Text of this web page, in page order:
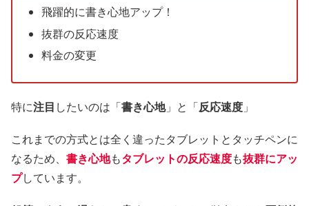
飛躍的に書き心地アップ！
抜群の反応速度
料金の変更
特に注目 したいのは「書き心地」と「反応速度 」
これまでの方式とは全く違ったタブレットとタッチペンに
なるため、 書き心地もタブレットの反応速度も抜群にアッ
プしています。